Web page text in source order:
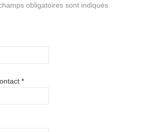
obligatoires sont indiqués
*